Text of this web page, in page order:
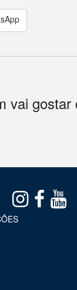
vai gostar